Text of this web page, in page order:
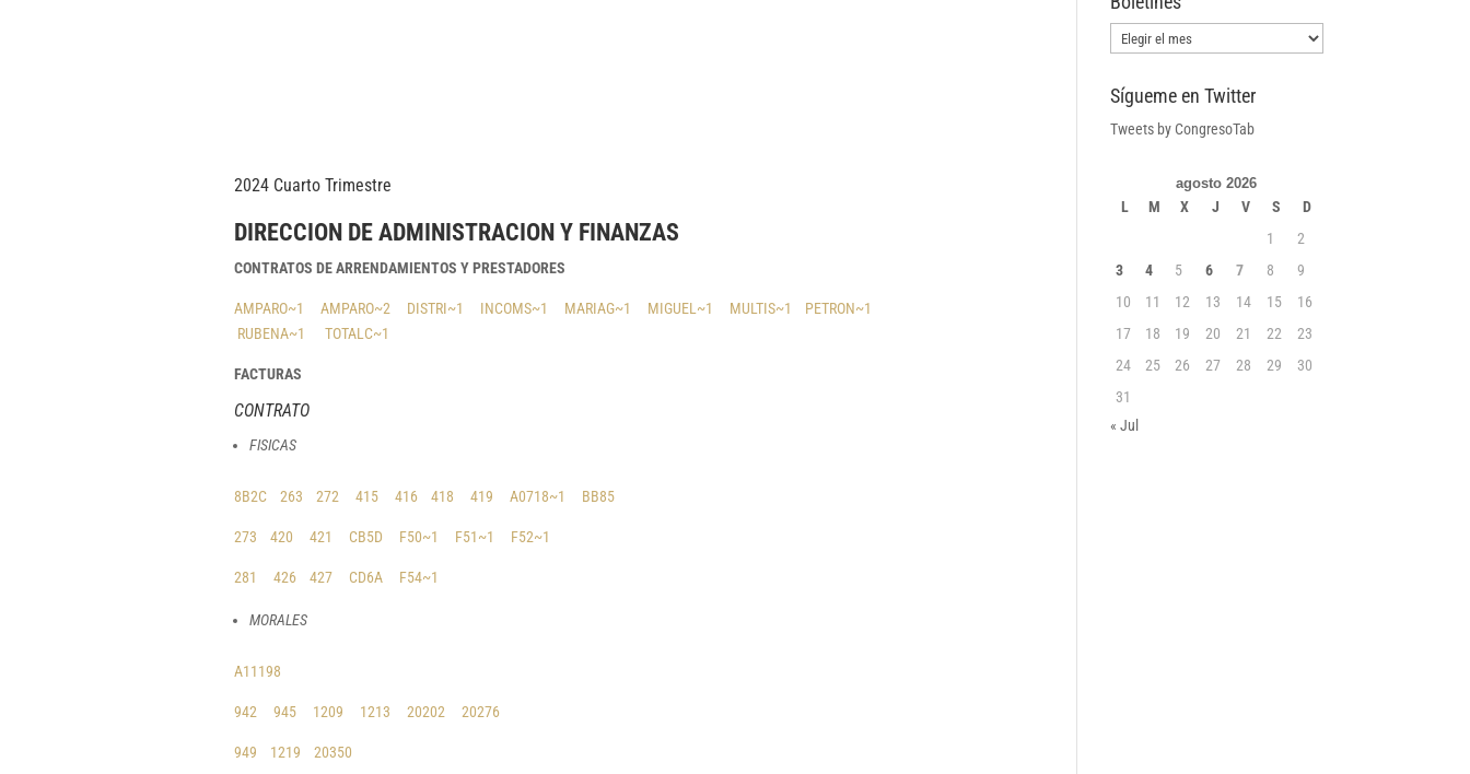
2024 Cuarto Trimestre
DIRECCION DE ADMINISTRACION Y FINANZAS
CONTRATOS DE ARRENDAMIENTOS Y PRESTADORES
AMPARO~1 AMPARO~2 DISTRI~1 INCOMS~1 MARIAG~1 MIGUEL~1 MULTIS~1
PETRON~1
RUBENA~1
TOTALC~1
FACTURAS
CONTRATO
FISICAS
8B2C 263 272 415 416 418 419 A0718~1 BB85
273 420 421 CB5D F50~1 F51~1 F52~1
281 426 427 CD6A F54~1
MORALES
A11198
942 945 1209 1213 20202 20276
949 1219 20350
Boletines
Sígueme en Twitter
Tweets by CongresoTab
agosto 2026
L M X J V S
D
1
2
3
4 5 6 7 8
9
10
11 12 13 14 15
16
17
18 19 20 21 22
23
24
25 26 27 28 29
30
31
« Jul